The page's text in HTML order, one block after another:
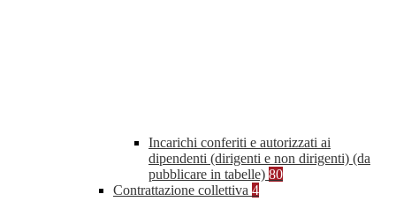
Incarichi conferiti e autorizzati ai
dipendenti (dirigenti e non dirigenti) (da
pubblicare in tabelle) 80
Contrattazione collettiva 4